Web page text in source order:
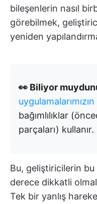
bileşenlerin nasıl
görebilmek,
yeniden
👀 Biliyor
bağımlılıklar
parçaları) kullanır.
Bu, geliştiricilerin bu
derece dikkatli
Tek bir yanlış